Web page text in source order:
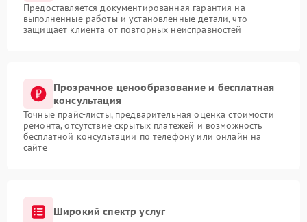
Предоставляется документированная гарантия на
выполненные работы и установленные детали, что
защищает клиента от повторных неисправностей
Прозрачное ценообразование и бесплатная
консультация
Точные прайс-листы, предварительная оценка стоимости
ремонта, отсутствие скрытых платежей и возможность
бесплатной консультации по телефону или онлайн на
сайте
Широкий спектр услуг